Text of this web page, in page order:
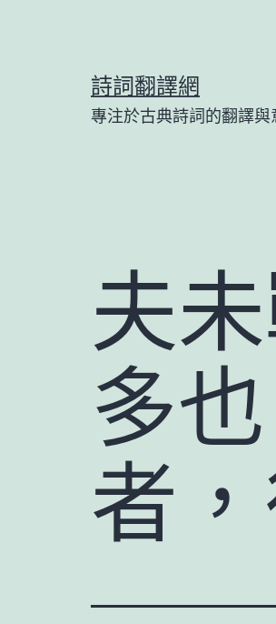
詩詞翻譯網
專注於古典詩詞的翻譯
夫
多
者